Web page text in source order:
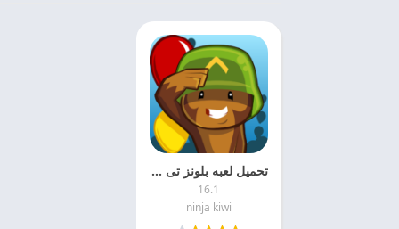
تحميل لعبه بلونز تى دى Bloons TD 5 APK 2025 اخر اصدار
16.1
ninja kiwi